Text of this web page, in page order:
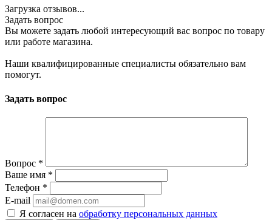
Загрузка отзывов...
Задать вопрос
Вы можете задать любой интересующий вас вопрос по товару
или работе магазина.
Наши квалифицированные специалисты обязательно вам
помогут.
Задать вопрос
Вопрос *
Ваше имя *
Телефон *
E-mail
Я согласен на обработку персональных данных